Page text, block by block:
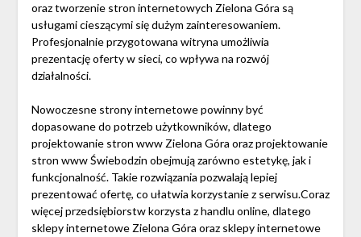
oraz tworzenie stron internetowych Zielona Góra są
usługami cieszącymi się dużym zainteresowaniem.
Profesjonalnie przygotowana witryna umożliwia
prezentację oferty w sieci, co wpływa na rozwój
działalności.
Nowoczesne strony internetowe powinny być
dopasowane do potrzeb użytkowników, dlatego
projektowanie stron www Zielona Góra oraz projektowanie
stron www Świebodzin obejmują zarówno estetykę, jak i
funkcjonalność. Takie rozwiązania pozwalają lepiej
prezentować ofertę, co ułatwia korzystanie z serwisu.Coraz
więcej przedsiębiorstw korzysta z handlu online, dlatego
sklepy internetowe Zielona Góra oraz sklepy internetowe